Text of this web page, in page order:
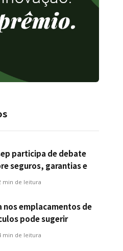
participa de debate
seguros, garantias e
em infraestrutura de
min de leitura
nos emplacamentos de
pode sugerir
para o seguro
min de leitura